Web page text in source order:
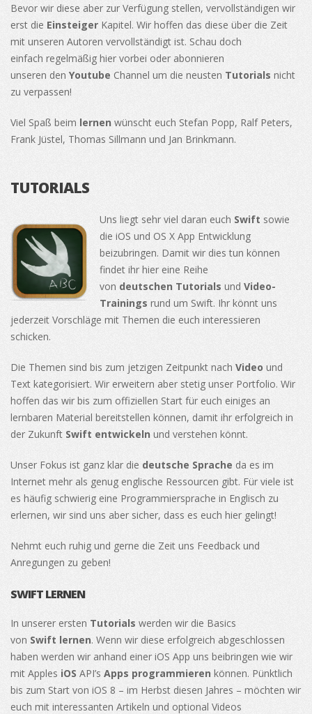
Bevor wir diese aber zur Verfügung stellen, vervollständigen wir
erst die Einsteiger Kapitel. Wir hoffen das diese über die Zeit
mit unseren Autoren vervollständigt ist. Schau doch
einfach regelmäßig hier vorbei oder abonnieren
unseren den Youtube Channel um die neusten Tutorials nicht
zu verpassen!
Viel Spaß beim lernen wünscht euch Stefan Popp, Ralf Peters,
Frank Jüstel, Thomas Sillmann und Jan Brinkmann.
TUTORIALS
Uns liegt sehr viel daran euch Swift sowie
die iOS und OS X App Entwicklung
beizubringen. Damit wir dies tun können
findet ihr hier eine Reihe
von deutschen Tutorials und Video-
Trainings rund um Swift. Ihr könnt uns
jederzeit Vorschläge mit Themen die euch interessieren
schicken.
Die Themen sind bis zum jetzigen Zeitpunkt nach Video und
Text kategorisiert. Wir erweitern aber stetig unser Portfolio. Wir
hoffen das wir bis zum offiziellen Start für euch einiges an
lernbaren Material bereitstellen können, damit ihr erfolgreich in
der Zukunft Swift entwickeln und verstehen könnt.
Unser Fokus ist ganz klar die deutsche Sprache da es im
Internet mehr als genug englische Ressourcen gibt. Für viele ist
es häufig schwierig eine Programmiersprache in Englisch zu
erlernen, wir sind uns aber sicher, dass es euch hier gelingt!
Nehmt euch ruhig und gerne die Zeit uns Feedback und
Anregungen zu geben!
SWIFT LERNEN
In unserer ersten Tutorials werden wir die Basics
von Swift lernen. Wenn wir diese erfolgreich abgeschlossen
haben werden wir anhand einer iOS App uns beibringen wie wir
mit Apples iOS API’s Apps programmieren können. Pünktlich
bis zum Start von iOS 8 – im Herbst diesen Jahres – möchten wir
euch mit interessanten Artikeln und optional Videos